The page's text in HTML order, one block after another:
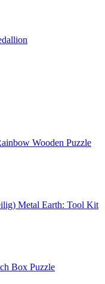
Wooden Puzzle
Metal Earth: Tool Kit
Box Puzzle